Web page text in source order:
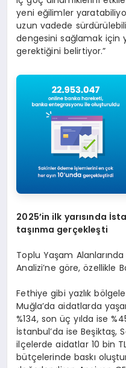
yeni eğilimler
uzun vadede
dengesini sağlamak için
gerektiğini belirtiyor.”
2025’in ilk yarısında
taşınma gerçekleşti
Toplu Yaşam
Analizi’ne göre, özellikle
Fethiye gibi yazlık
Muğla’da aidatlarda
%134, son üç yılda ise
İstanbul’da ise Beşiktaş,
ilçelerde aidatlar 10 bin
bütçelerinde baskı